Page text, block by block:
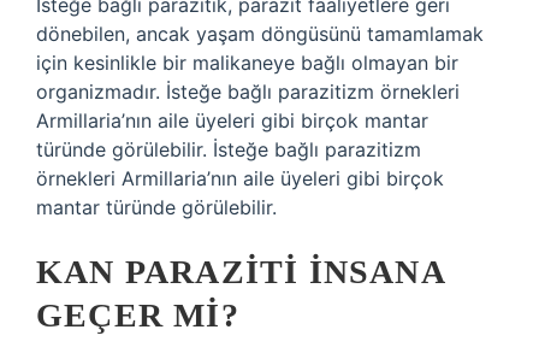
İsteğe bağlı parazitik, parazit faaliyetlere geri
dönebilen, ancak yaşam döngüsünü tamamlamak
için kesinlikle bir malikaneye bağlı olmayan bir
organizmadır. İsteğe bağlı parazitizm örnekleri
Armillaria’nın aile üyeleri gibi birçok mantar
türünde görülebilir. İsteğe bağlı parazitizm
örnekleri Armillaria’nın aile üyeleri gibi birçok
mantar türünde görülebilir.
KAN PARAZITI INSANA
GEÇER MI?